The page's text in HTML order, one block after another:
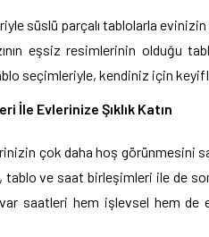
süslü parçalı tablolarla evinizin
eşsiz resimlerinin olduğu
seçimleriyle, kendiniz için
İle Evlerinize Şıklık Katın
çok daha hoş görünmesini
tablo ve saat birleşimleri ile de
saatleri hem işlevsel hem de